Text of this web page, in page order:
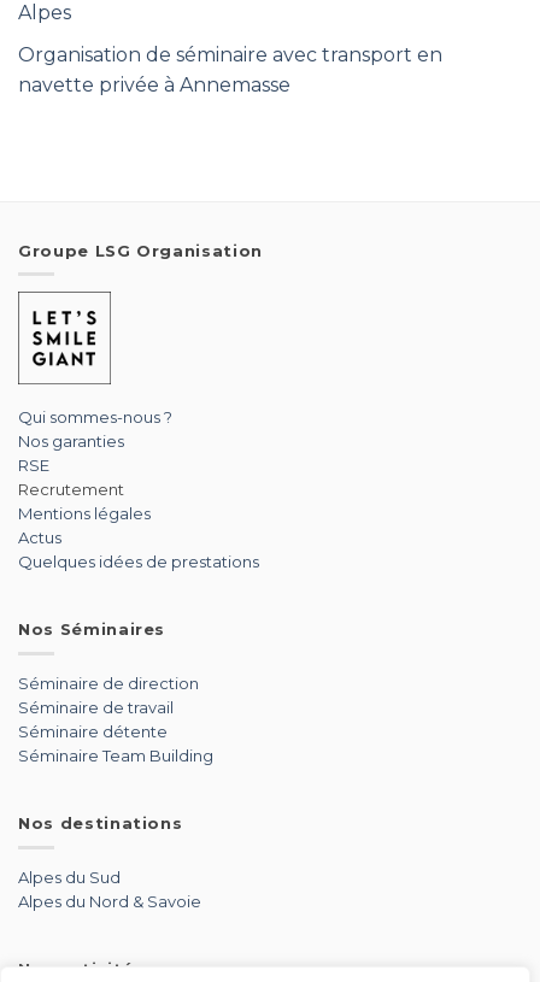
Alpes
Organisation de séminaire avec transport en
navette privée à Annemasse
Groupe LSG Organisation
Qui sommes-nous ?
Nos garanties
RSE
Recrutement
Mentions légales
Actus
Quelques idées de prestations
Nos Séminaires
Séminaire de direction
Séminaire de travail
Séminaire détente
Séminaire Team Building
Nos destinations
Alpes du Sud
Alpes du Nord & Savoie
Nos activités